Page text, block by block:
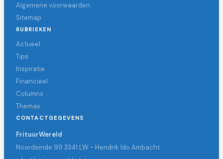
Algemene voorwaarden
Sitemap
RUBRIEKEN
Actueel
Tips
Inspiratie
Financieel
Columns
Themas
CONTACTGEGEVENS
FrituurWereld
Noordeinde 99 3341 LW - Hendrik Ido Ambacht